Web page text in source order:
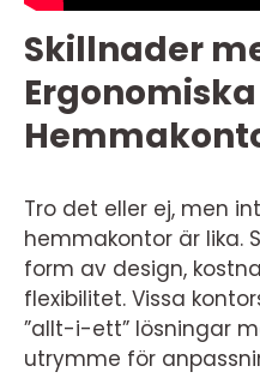
Skillnader
Ergonomiska
Tro det eller ej, men
hemmakontor är lika.
form av design,
flexibilitet. Vissa
”allt-i-ett” lösningar
utrymme för